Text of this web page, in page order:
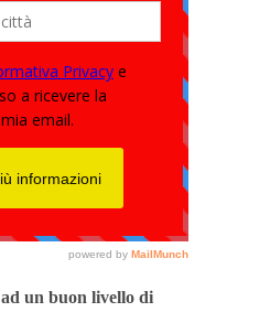
un buon livello di